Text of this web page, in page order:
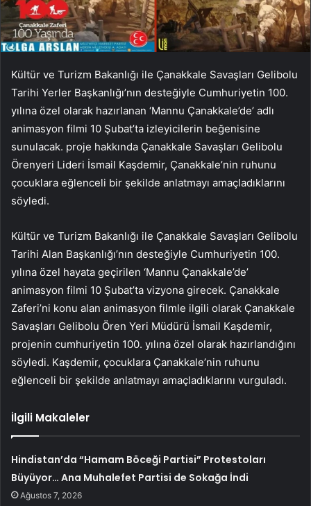
Kültür ve Turizm Bakanlığı ile Çanakkale Savaşları Gelibolu
Tarihi Yerler Başkanlığı’nın desteğiyle Cumhuriyetin 100.
yılına özel olarak hazırlanan ‘Mannu Çanakkale’de’ adlı
animasyon filmi 10 Şubat’ta izleyicilerin beğenisine
sunulacak. proje hakkında Çanakkale Savaşları Gelibolu
Örenyeri Lideri İsmail Kaşdemir, Çanakkale’nin ruhunu
çocuklara eğlenceli bir şekilde anlatmayı amaçladıklarını
söyledi.
Kültür ve Turizm Bakanlığı ile Çanakkale Savaşları Gelibolu
Tarihi Alan Başkanlığı’nın desteğiyle Cumhuriyetin 100.
yılına özel hayata geçirilen ‘Mannu Çanakkale’de’
animasyon filmi 10 Şubat’ta vizyona girecek. Çanakkale
Zaferi’ni konu alan animasyon filmle ilgili olarak Çanakkale
Savaşları Gelibolu Ören Yeri Müdürü İsmail Kaşdemir,
projenin cumhuriyetin 100. yılına özel olarak hazırlandığını
söyledi. Kaşdemir, çocuklara Çanakkale’nin ruhunu
eğlenceli bir şekilde anlatmayı amaçladıklarını vurguladı.
İlgili Makaleler
Hindistan’da “Hamam Böceği Partisi” Protestoları
Büyüyor… Ana Muhalefet Partisi de Sokağa İndi
Ağustos 7, 2026